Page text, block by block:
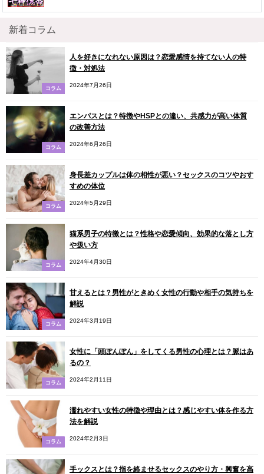
新着コラム
コラム
人を好きになれない原因は？恋愛感情を持てない人の特
徴・対処法
2024年7月26日
コラム
エンパスとは？特徴やHSPとの違い、共感力が高い体質
の改善方法
2024年6月26日
コラム
身長差カップルは体の相性が悪い？セックスのコツやおす
すめの体位
2024年5月29日
コラム
猫系男子の特徴とは？性格や恋愛傾向、効果的な落とし方
や扱い方
2024年4月30日
コラム
甘えるとは？男性がときめく女性の行動や相手の気持ちを
解説
2024年3月19日
コラム
女性に「頭ぽんぽん」をしてくる男性の心理とは？脈はあ
るの？
2024年2月11日
コラム
濡れやすい女性の特徴や理由とは？感じやすい体を作る方
法を解説
2024年2月3日
手ックスとは？指を絡ませるセックスのやり方・興奮を高